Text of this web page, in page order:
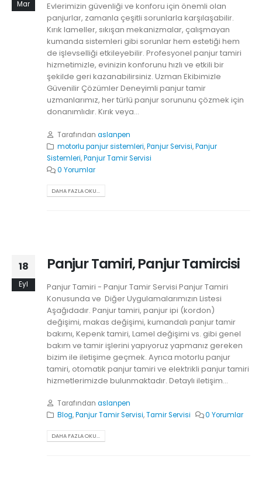
Mar
Evlerimizin güvenliği ve konforu için önemli olan
panjurlar, zamanla çeşitli sorunlarla karşılaşabilir.
Kırık lameller, sıkışan mekanizmalar, çalışmayan
kumanda sistemleri gibi sorunlar hem estetiği hem
de işlevselliği etkileyebilir. Profesyonel panjur tamiri
hizmetimizle, evinizin konforunu hızlı ve etkili bir
şekilde geri kazanabilirsiniz. Uzman Ekibimizle
Güvenilir Çözümler Deneyimli panjur tamir
uzmanlarımız, her türlü panjur sorununu çözmek için
donanımlıdır. Kırık veya...
Tarafından aslanpen
motorlu panjur sistemleri,Panjur Servisi,Panjur
Sistemleri,Panjur Tamir Servisi
0 Yorumlar
DAHA FAZLA OKU...
18
Eyl
Panjur Tamiri, Panjur Tamircisi
Panjur Tamiri - Panjur Tamir Servisi Panjur Tamiri
Konusunda ve Diğer Uygulamalarımızın Listesi
Aşağıdadır. Panjur tamiri, panjur ipi (kordon)
değişimi, makas değişimi, kumandalı panjur tamir
bakımı, Kepenk tamiri, Lamel değişimi vs. gibi genel
bakım ve tamir işlerini yapıyoruz yapmanız gereken
bizim ile iletişime geçmek. Ayrıca motorlu panjur
tamiri, otomatik panjur tamiri ve elektrikli panjur tamiri
hizmetlerimizde bulunmaktadır. Detaylı iletişim...
Tarafından aslanpen
Blog,Panjur Tamir Servisi,Tamir Servisi 0 Yorumlar
DAHA FAZLA OKU...